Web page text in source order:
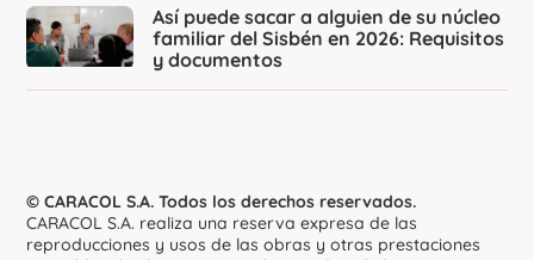
Así puede sacar a alguien de su núcleo
familiar del Sisbén en 2026: Requisitos
y documentos
© CARACOL S.A. Todos los derechos reservados.
CARACOL S.A. realiza una reserva expresa de las
reproducciones y usos de las obras y otras prestaciones